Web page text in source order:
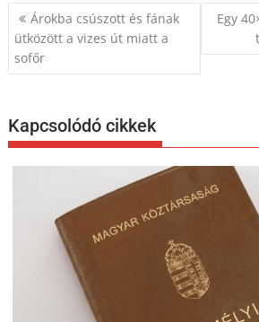
Bejegyzés
navigáció
Árokba csúszott és fának
ütközött a vizes út miatt a
sofőr
Egy
Kapcsolódó cikkek